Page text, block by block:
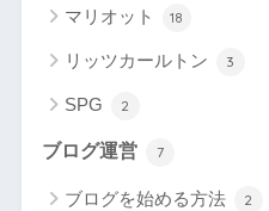
マリオット 18
リッツカールトン 3
SPG 2
ブログ運営 7
ブログを始める方法 2